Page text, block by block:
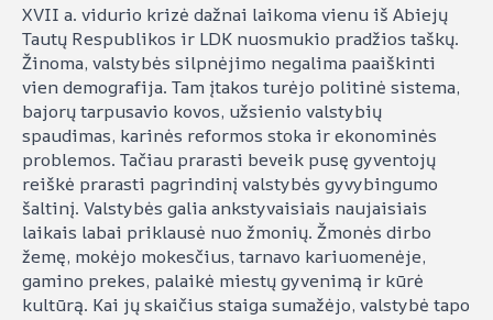
XVII a. vidurio krizė dažnai laikoma vienu iš Abiejų
Tautų Respublikos ir LDK nuosmukio pradžios taškų.
Žinoma, valstybės silpnėjimo negalima paaiškinti
vien demografija. Tam įtakos turėjo politinė sistema,
bajorų tarpusavio kovos, užsienio valstybių
spaudimas, karinės reformos stoka ir ekonominės
problemos. Tačiau prarasti beveik pusę gyventojų
reiškė prarasti pagrindinį valstybės gyvybingumo
šaltinį. Valstybės galia ankstyvaisiais naujaisiais
laikais labai priklausė nuo žmonių. Žmonės dirbo
žemę, mokėjo mokesčius, tarnavo kariuomenėje,
gamino prekes, palaikė miestų gyvenimą ir kūrė
kultūrą. Kai jų skaičius staiga sumažėjo, valstybė tapo